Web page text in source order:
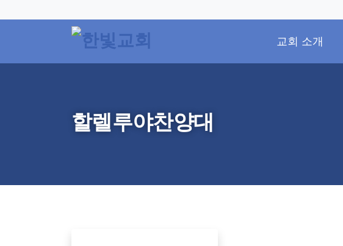
교회 소개
할렐루야찬양대